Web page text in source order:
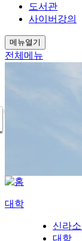
도서관
사이버강의
메뉴열기
전체메뉴
대학
신라소
대학